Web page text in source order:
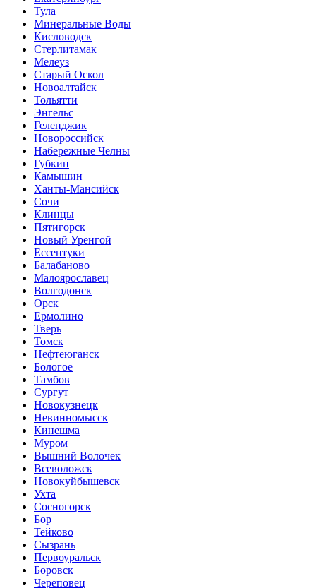
Тула
Минеральные Воды
Кисловодск
Стерлитамак
Мелеуз
Старый Оскол
Новоалтайск
Тольятти
Энгельс
Геленджик
Новороссийск
Набережные Челны
Губкин
Камышин
Ханты-Мансийск
Сочи
Клинцы
Пятигорск
Новый Уренгой
Ессентуки
Балабаново
Малоярославец
Волгодонск
Орск
Ермолино
Тверь
Томск
Нефтеюганск
Бологое
Тамбов
Сургут
Новокузнецк
Невинномысск
Кинешма
Муром
Вышний Волочек
Всеволожск
Новокуйбышевск
Ухта
Сосногорск
Бор
Тейково
Сызрань
Первоуральск
Боровск
Череповец